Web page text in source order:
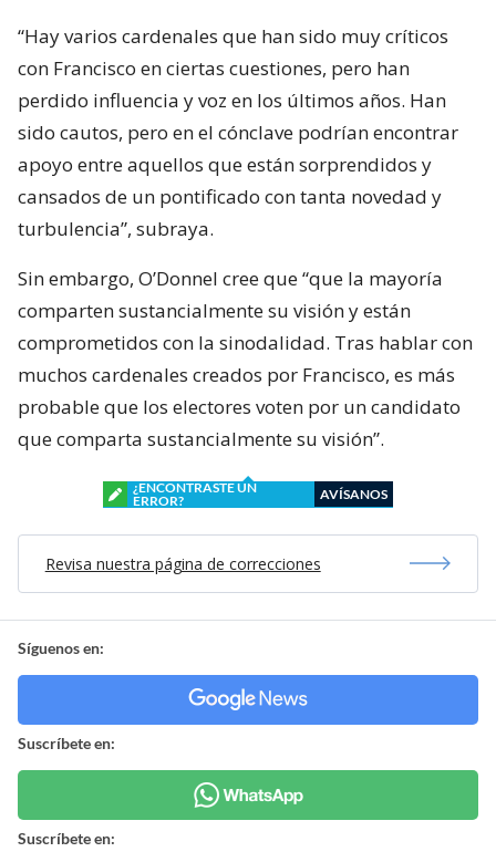
“Hay varios cardenales que han sido muy críticos
con Francisco en ciertas cuestiones, pero han
perdido influencia y voz en los últimos años. Han
sido cautos, pero en el cónclave podrían encontrar
apoyo entre aquellos que están sorprendidos y
cansados de un pontificado con tanta novedad y
turbulencia”, subraya.
Sin embargo, O’Donnel cree que “que la mayoría
comparten sustancialmente su visión y están
comprometidos con la sinodalidad. Tras hablar con
muchos cardenales creados por Francisco, es más
probable que los electores voten por un candidato
que comparta sustancialmente su visión”.
¿ENCONTRASTE UN
ERROR?
AVÍSANOS
Revisa nuestra página de correcciones
Síguenos en:
Suscríbete en:
Suscríbete en: